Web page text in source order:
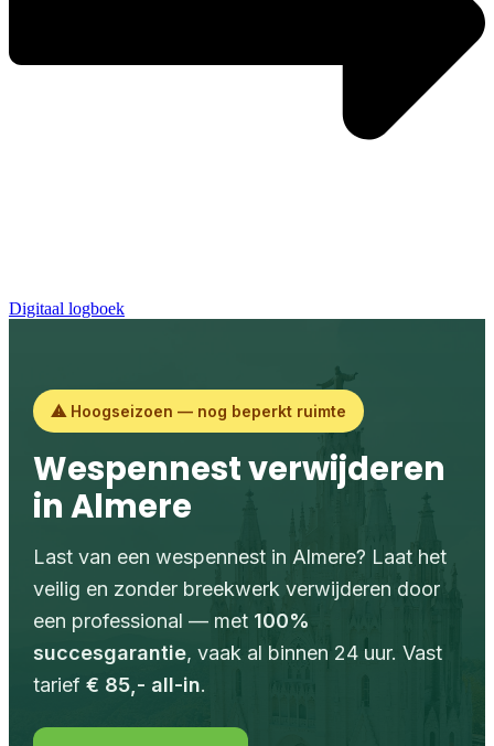
Digitaal logboek
⚠ Hoogseizoen — nog beperkt ruimte
Wespennest verwijderen
in Almere
Last van een wespennest in Almere? Laat het
veilig en zonder breekwerk verwijderen door
een professional — met 100%
succesgarantie, vaak al binnen 24 uur. Vast
tarief € 85,- all-in.